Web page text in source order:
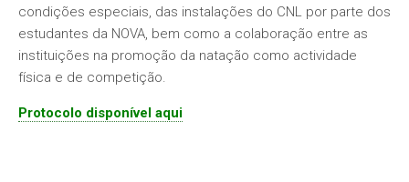
condições especiais, das instalações do CNL por parte dos
estudantes da NOVA, bem como a colaboração entre as
instituições na promoção da natação como actividade
física e de competição.
Protocolo disponível aqui